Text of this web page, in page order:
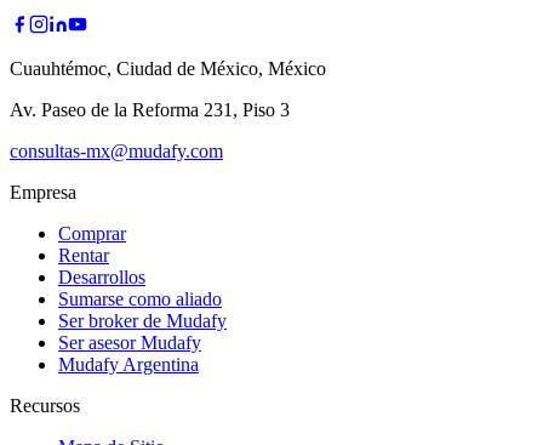
Cuauhtémoc, Ciudad de México, México
Av. Paseo de la Reforma 231, Piso 3
consultas-mx@mudafy.com
Empresa
Comprar
Rentar
Desarrollos
Sumarse como aliado
Ser broker de Mudafy
Ser asesor Mudafy
Mudafy Argentina
Recursos